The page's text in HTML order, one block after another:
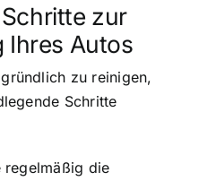
zur
Ihres Autos
zu reinigen,
Schritte
regelmäßig die